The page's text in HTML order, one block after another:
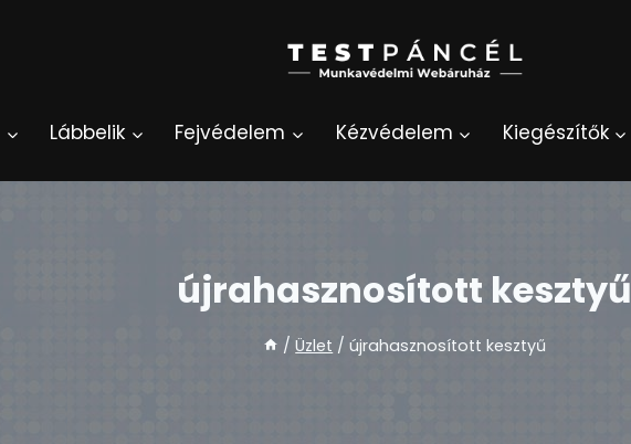
Lábbelik Fejvédelem Kézvédelem Kiegészítők
újrahasznosított kesztyű
/ Üzlet / újrahasznosított kesztyű